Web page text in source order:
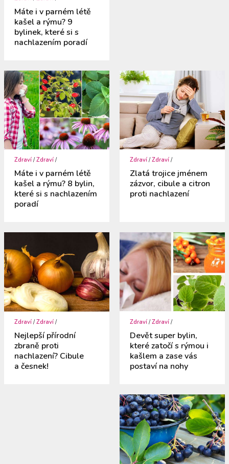
Máte i v parném létě
kašel a rýmu? 9
bylinek, které si s
nachlazením poradí
Zdraví /Zdraví /
Máte i v parném létě
kašel a rýmu? 8 bylin,
které si s nachlazením
poradí
Zdraví /Zdraví /
Zlatá trojice jménem
zázvor, cibule a citron
proti nachlazení
Zdraví /Zdraví /
Nejlepší přírodní
zbraně proti
nachlazení? Cibule
a česnek!
Zdraví /Zdraví /
Devět super bylin,
které zatočí s rýmou i
kašlem a zase vás
postaví na nohy